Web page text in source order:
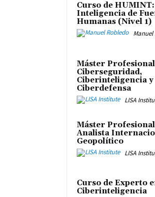
Curso de HUMINT:
Inteligencia de
Humanas (Nivel 1)
Manuel
Máster
Ciberseguridad,
Ciberinteligencia y
Ciberdefensa
LISA
Máster
Analista
Geopolítico
LISA
Curso de Experto
Ciberinteligencia